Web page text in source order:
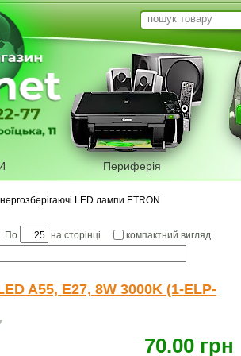
Периферія
LED лампи ETRON
По на сторінці
компактний вигляд
A55, E27, 8W 3000K (1-ELP-
70.00 грн